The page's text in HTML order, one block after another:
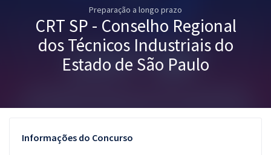
Graduação
Preparação a longo prazo
CRT SP - Conselho Regional
dos Técnicos Industriais do
Estado de São Paulo
Informações do Concurso